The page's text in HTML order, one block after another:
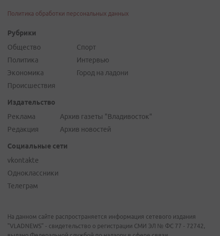
Политика обработки персональных данных
Рубрики
Общество
Политика
Экономика
Происшествия
Спорт
Интервью
Город на ладони
Издательство
Реклама
Редакция
Архив газеты "Владивосток"
Архив новостей
Социальные сети
vkontakte
Одноклассники
Телеграм
На данном сайте распространяется информация сетевого издания
"VLADNEWS" - свидетельство о регистрации СМИ ЭЛ № ФС 77 - 72742,